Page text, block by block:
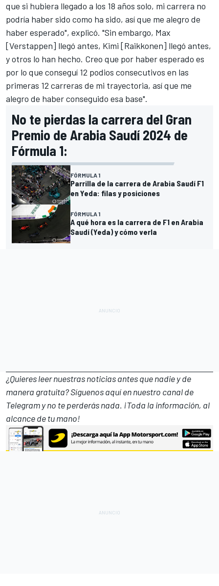
que si hubiera llegado a los 18 años solo, mi carrera no
podría haber sido como ha sido, así que me alegro de
haber esperado", explicó. "Sin embargo, Max
[Verstappen] llegó antes, Kimi [Raikkonen] llegó antes,
y otros lo han hecho. Creo que por haber esperado es
por lo que conseguí 12 podios consecutivos en las
primeras 12 carreras de mi trayectoria, así que me
alegro de haber conseguido esa base".
No te pierdas la carrera del Gran
Premio de Arabia Saudí 2024 de
Fórmula 1:
FÓRMULA 1
Parrilla de la carrera de Arabia Saudí F1
en Yeda: filas y posiciones
FÓRMULA 1
A qué hora es la carrera de F1 en Arabia
Saudí (Yeda) y cómo verla
¿Quieres leer nuestras noticias antes que nadie y de
manera gratuita? Síguenosaquí en nuestro canal de
Telegramy no te perderás nada. ¡Toda la información, al
alcance de tu mano!